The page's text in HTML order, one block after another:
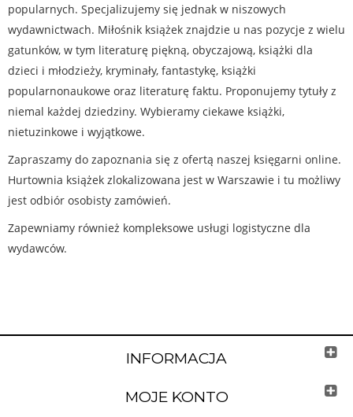
popularnych. Specjalizujemy się jednak w niszowych
wydawnictwach. Miłośnik książek znajdzie u nas pozycje z wielu
gatunków, w tym literaturę piękną, obyczajową, książki dla
dzieci i młodzieży, kryminały, fantastykę, książki
popularnonaukowe oraz literaturę faktu. Proponujemy tytuły z
niemal każdej dziedziny. Wybieramy ciekawe książki,
nietuzinkowe i wyjątkowe.
Zapraszamy do zapoznania się z ofertą naszej księgarni online.
Hurtownia książek zlokalizowana jest w Warszawie i tu możliwy
jest odbiór osobisty zamówień.
Zapewniamy również kompleksowe usługi logistyczne dla
wydawców.
INFORMACJA
MOJE KONTO